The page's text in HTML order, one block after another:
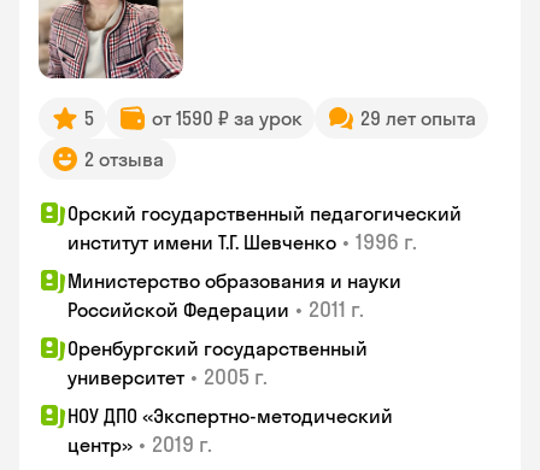
5 от 1590 ₽ за урок
29 лет опыта
2 отзыва
Орский государственный педагогический
институт имени Т.Г. Шевченко • 1996 г.
Министерство образования и науки
Российской Федерации • 2011 г.
Оренбургский государственный
университет • 2005 г.
НОУ ДПО «Экспертно-методический
центр» • 2019 г.